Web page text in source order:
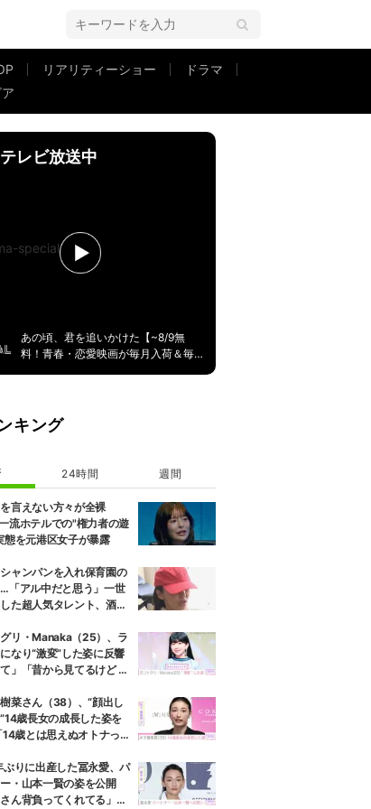
リアリティーショー
ドラマ
です！」「目が離せない」
テレビ放送中
あの頃、君を追いかけた【~8/9無
料！青春・恋愛映画が毎月入荷＆毎
キング
24時間 週間
を言えない方々が全裸
流ホテルでの"権力者の遊
態を元港区女子が暴露
ャンパンを入れ保育園の
「アル中だと思う」一世
た超人気タレント、酒漬
リ・Manaka（25）、ラ
なり“激変”した姿に反響
て」「昔から見てるけど 最
菜さん（38）、“顔出し
歳長女の成長した姿を
歳とは思えぬオトナっぽ
ど反響
りに出産した冨永愛、パ
・山本一賢の姿を公開
さん背負ってくれてる」感